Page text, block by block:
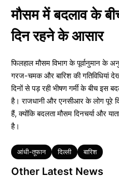
मौसम में बदलाव के
दिन रहने के आसार
फिलहाल मौसम विभाग के पूर्वानुमान के
गरज-चमक और बारिश की गतिविधियां
दिनों से पड़ रही भीषण गर्मी के बीच इस
है। राजधानी और एनसीआर के लोग पूरे
हैं, क्योंकि बदलता मौसम दिनचर्या और
है।
Tags
आंधी-तूफान दिल्ली बारिश
Other Latest News